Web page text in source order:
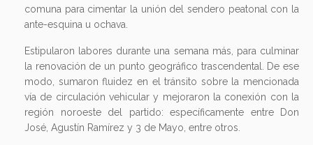
comuna para cimentar la unión del sendero peatonal con la
ante-esquina u ochava.
Estipularon labores durante una semana más, para culminar
la renovación de un punto geográfico trascendental. De ese
modo, sumaron fluidez en el tránsito sobre la mencionada
vía de circulación vehicular y mejoraron la conexión con la
región noroeste del partido: específicamente entre Don
José, Agustín Ramírez y 3 de Mayo, entre otros.